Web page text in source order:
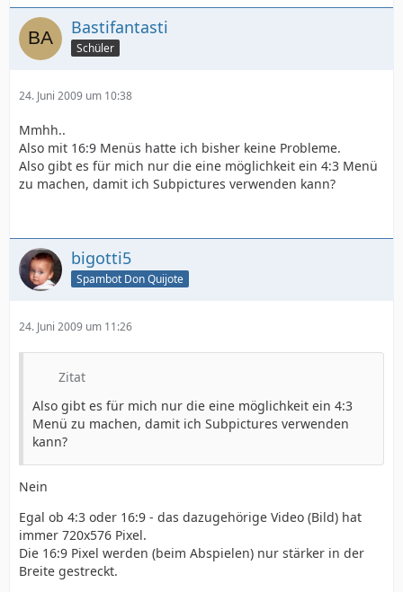
Bastifantasti
Schüler
24. Juni 2009 um 10:38
Mmhh..
Also mit 16:9 Menüs hatte ich bisher keine Probleme.
Also gibt es für mich nur die eine möglichkeit ein 4:3 Menü
zu machen, damit ich Subpictures verwenden kann?
bigotti5
Spambot Don Quijote
24. Juni 2009 um 11:26
Zitat
Also gibt es für mich nur die eine möglichkeit ein 4:3
Menü zu machen, damit ich Subpictures verwenden
kann?
Nein
Egal ob 4:3 oder 16:9 - das dazugehörige Video (Bild) hat
immer 720x576 Pixel.
Die 16:9 Pixel werden (beim Abspielen) nur stärker in der
Breite gestreckt.